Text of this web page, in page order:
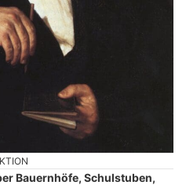
Bauernhöfe, Schulstuben,